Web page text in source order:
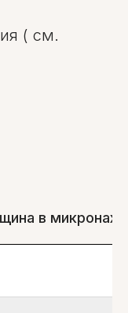
( см.
в микронах